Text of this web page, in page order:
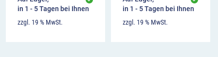
in 1 - 5 Tagen bei Ihnen
zzgl. 19 % MwSt.
in 1 - 5 Tagen bei Ihnen
zzgl. 19 % MwSt.